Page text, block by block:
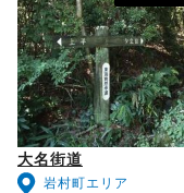
大名街道
岩村町エリア